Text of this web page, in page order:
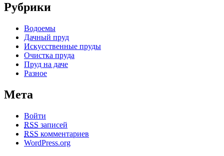
Рубрики
Водоемы
Дачный пруд
Искусственные пруды
Очистка пруда
Пруд на даче
Разное
Мета
Войти
RSS записей
RSS комментариев
WordPress.org